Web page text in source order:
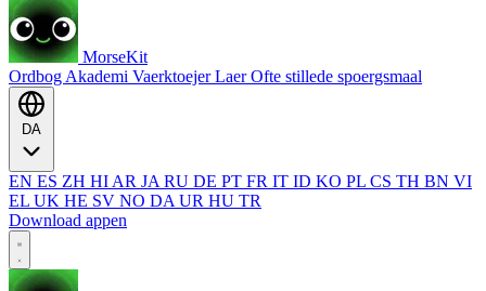
MorseKit
Ordbog Akademi VaerktoejerLaerOfte stillede spoergsmaal
EN ES ZH HI AR JA RU DE PT FR IT ID KO PL CS TH BN VI
EL UK HE SV NO DA UR HU TR
Download appen